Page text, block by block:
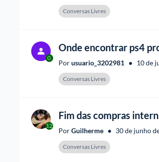
Conversas Livres
0
Onde encontrar ps4
Por usuario_3202981 • 10 de
Conversas Livres
12
Fim das compras
Por Guilherme • 30 de junho
Conversas Livres